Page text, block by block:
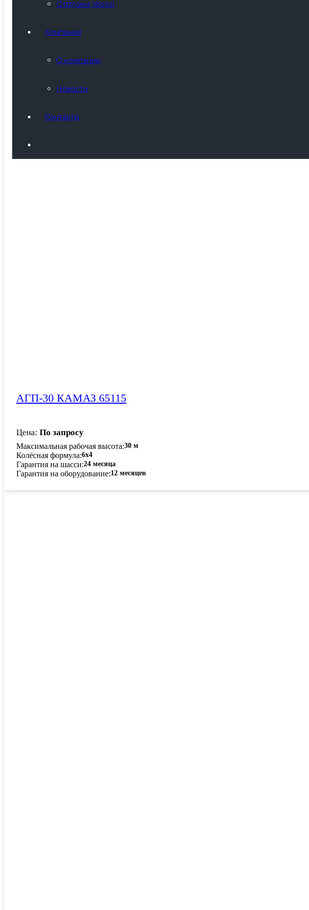
Отгрузки (фото)
Компания
О компании
Новости
Контакты
АГП-30 КАМАЗ 65115
Цена: По запросу
Максимальная рабочая высота 30 м
Колёсная формула 6x4
Гарантия на шасси 24 месяца
Гарантия на оборудование 12 месяцев